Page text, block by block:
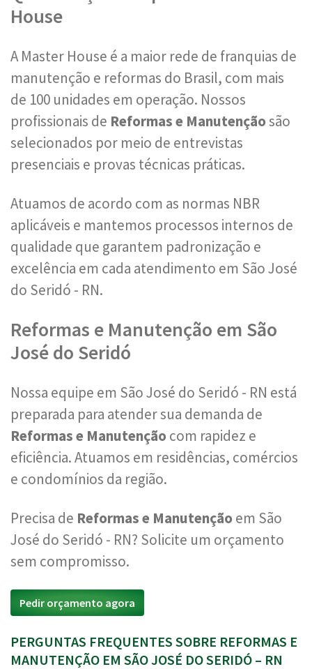
House
A Master House é a maior rede de franquias de
manutenção e reformas do Brasil, com mais
de 100 unidades em operação. Nossos
profissionais de Reformas e Manutençãosão
selecionados por meio de entrevistas
presenciais e provas técnicas práticas.
Atuamos de acordo com as normas NBR
aplicáveis e mantemos processos internos de
qualidade que garantem padronização e
excelência em cada atendimento em São José
do Seridó - RN.
Reformas e Manutenção em São
José do Seridó
Nossa equipe em São José do Seridó - RN está
preparada para atender sua demanda de
Reformas e Manutenção com rapidez e
eficiência. Atuamos em residências, comércios
e condomínios da região.
Precisa de Reformas e Manutenção em São
José do Seridó - RN? Solicite um orçamento
sem compromisso.
Pedir orçamento agora
PERGUNTAS FREQUENTES SOBRE REFORMAS E
MANUTENÇÃO EM SÃO JOSÉ DO SERIDÓ – RN